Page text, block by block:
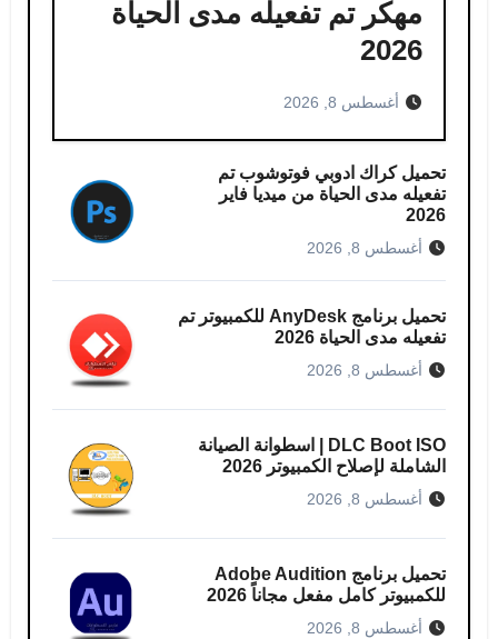
مهكر​ تم تفعيله مدى الحياة
2026
أغسطس 8, 2026
تحميل كراك ادوبي فوتوشوب​ تم
تفعيله مدى الحياة من ميديا فاير
2026
أغسطس 8, 2026
تحميل برنامج AnyDesk للكمبيوتر تم
تفعيله مدى الحياة 2026
أغسطس 8, 2026
DLC Boot ISO | اسطوانة الصيانة
الشاملة لإصلاح الكمبيوتر 2026
أغسطس 8, 2026
تحميل برنامج Adobe Audition
للكمبيوتر كامل مفعل مجاناً 2026
أغسطس 8, 2026